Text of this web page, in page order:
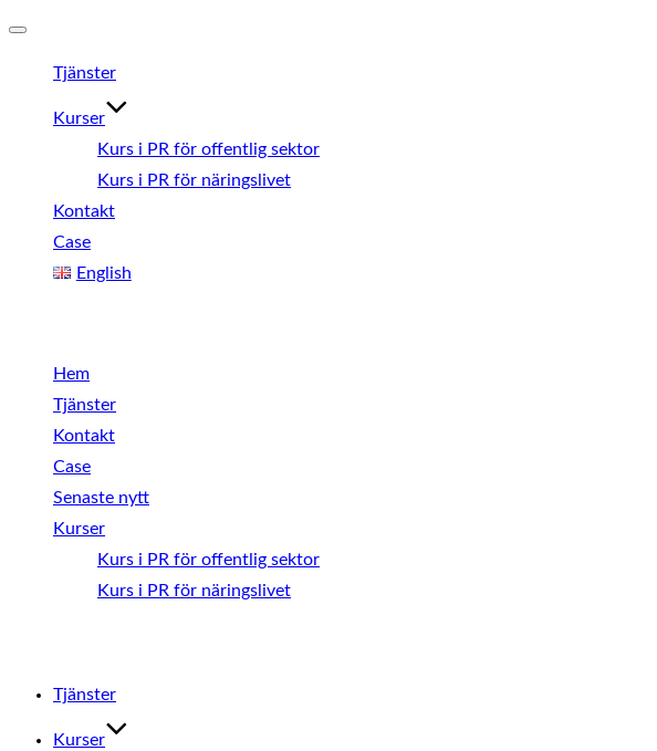
på/avTjänster
Kurser
Kurs i PR för offentlig sektor
Kurs i PR för näringslivet
Kontakt
Case
English
Hem
Tjänster
Kontakt
Case
Senaste nytt
Kurser
Kurs i PR för offentlig sektor
Kurs i PR för näringslivet
innehållTjänster
Kurser